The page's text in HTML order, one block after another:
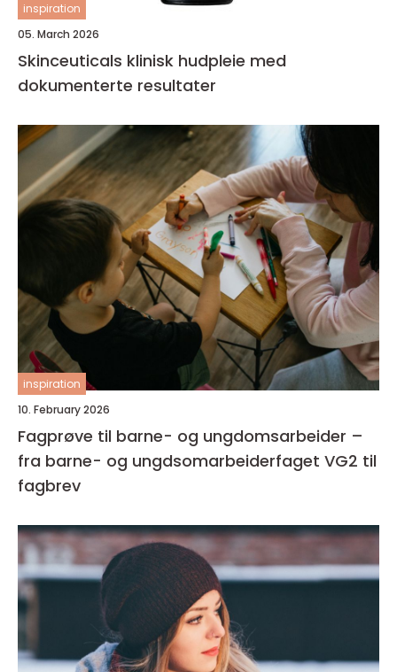
inspiration
05. March 2026
Skinceuticals klinisk hudpleie med
dokumenterte resultater
inspiration
10. February 2026
Fagprøve til barne- og ungdomsarbeider –
fra barne- og ungdsomarbeiderfaget VG2 til
fagbrev